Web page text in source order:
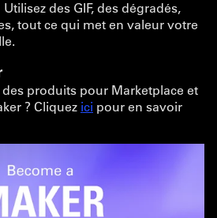
des GIF, des dégradés,
tout ce qui met en valeur votre
produits pour Marketplace et
? Cliquez ici pour en savoir